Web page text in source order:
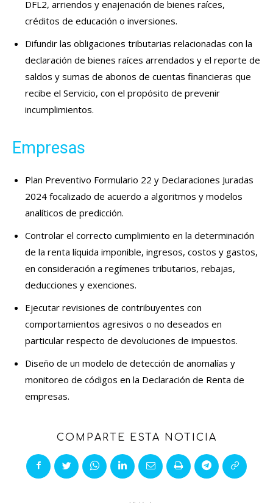
DFL2, arriendos y enajenación de bienes raíces,
créditos de educación o inversiones.
Difundir las obligaciones tributarias relacionadas con la
declaración de bienes raíces arrendados y el reporte de
saldos y sumas de abonos de cuentas financieras que
recibe el Servicio, con el propósito de prevenir
incumplimientos.
Empresas
Plan Preventivo Formulario 22 y Declaraciones Juradas
2024 focalizado de acuerdo a algoritmos y modelos
analíticos de predicción.
Controlar el correcto cumplimiento en la determinación
de la renta líquida imponible, ingresos, costos y gastos,
en consideración a regímenes tributarios, rebajas,
deducciones y exenciones.
Ejecutar revisiones de contribuyentes con
comportamientos agresivos o no deseados en
particular respecto de devoluciones de impuestos.
Diseño de un modelo de detección de anomalías y
monitoreo de códigos en la Declaración de Renta de
empresas.
COMPARTE ESTA NOTICIA